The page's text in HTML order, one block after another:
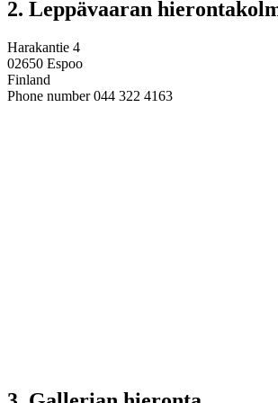
2. Leppävaaran
Harakantie 4
02650 Espoo
Finland
Phone number 044 322 4163